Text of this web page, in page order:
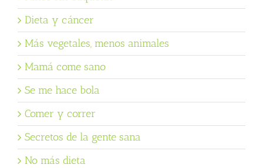
Dieta y cáncer
Más vegetales, menos animales
Mamá come sano
Se me hace bola
Comer y correr
Secretos de la gente sana
No más dieta